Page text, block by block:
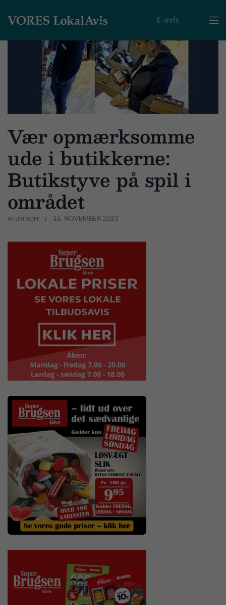

E-avis
Vær opmærksomme
ude i butikkerne:
Butikstyve på spil i
området
AF JIM HOFF 16. NOVEMBER 2023